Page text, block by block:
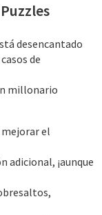
desencantado
de
millonario
mejorar el
adicional, ¡aunque